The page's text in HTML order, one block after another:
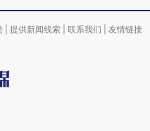
提供新闻线索 联系我们 友情链接